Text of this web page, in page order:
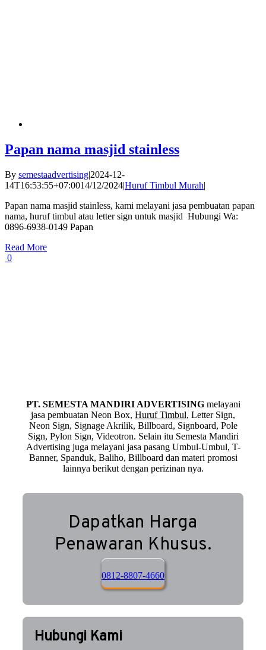
Papan nama masjid stainless
By semestaadvertising|2024-12-
14T16:53:55+07:0014/12/2024|Huruf Timbul Murah|
Papan nama masjid stainless, kami melayani jasa pembuatan papan
nama, huruf timbul atau letter sign untuk masjid Hubungi Wa:
0896-6938-0149 Papan
Read More
0
PT. SEMESTA MANDIRI ADVERTISINGmelayani
jasa pembuatan Neon Box, Huruf Timbul, Letter Sign,
Neon Sign, Signage Akrilik, Billboard, Signboard, Pole
Sign, Pylon Sign, Videotron. Selain itu Semesta Mandiri
Advertising juga melayani jasa pasang Umbul-Umbul, T-
Banner, Spanduk, Baliho, Billboard dan materi promosi
lainnya berikut dengan perizinan nya.
Dapatkan Harga
Penawaran Khusus.
0812-8807-4660
Hubungi Kami